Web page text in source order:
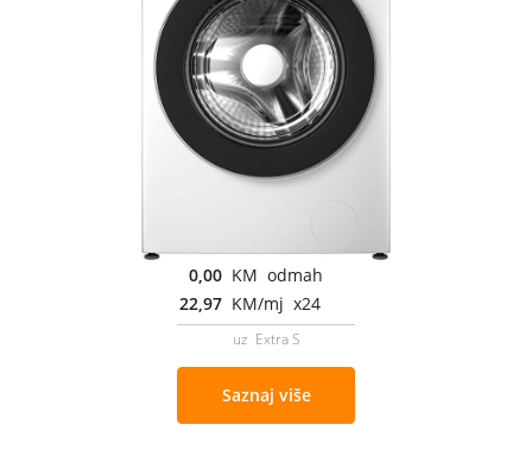
0,00 KM odmah
22,97 KM/mj x24
uz Extra S
Saznaj više